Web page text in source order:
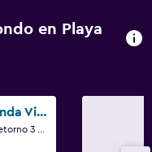
en Playa
Eurostars Hacienda Vista Real